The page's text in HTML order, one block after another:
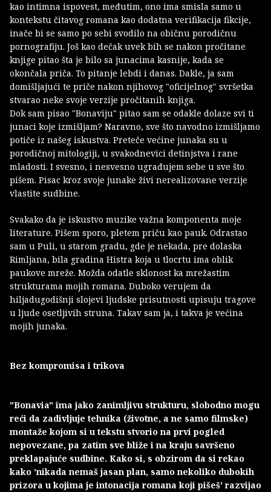
kao intimna ispovest, međutim, ono ima smisla samo u
kontekstu čitavog romana kao dodatna verifikacija fikcije,
inače bi se samo po sebi svodilo na običnu porodičnu
pornografiju. Još kao dečak uvek bih se nakon pročitane
knjige pitao šta je bilo sa junacima kasnije, kada se
okončala priča. To pitanje lebdi i danas. Dakle, ja sam
domišljajući te priče nakon njihovog "oficijelnog" svršetka
stvarao neke svoje verzije pročitanih knjiga.
Dok sam pisao "Bonaviju" pitao sam se odakle dolaze svi ti
junaci koje izmišljam? Naravno, sve što navodno izmišljamo
potiče iz našeg iskustva. Preteče većine junaka su u
porodičnoj mitologiji, u svakodnevici detinjstva i rane
mladosti. I svesno, i nesvesno ugrađujem sebe u sve što
pišem. Pisac kroz svoje junake živi nerealizovane verzije
vlastite sudbine.
Svakako da je iskustvo muzike važna komponenta moje
literature. Pišem sporo, pletem priču kao pauk. Odrastao
sam u Puli, u starom gradu, gde je nekada, pre dolaska
Rimljana, bila gradina Histra koja u tlocrtu ima oblik
paukove mreže. Možda odatle sklonost ka mrežastim
strukturama mojih romana. Duboko verujem da
hiljadugodišnji slojevi ljudske prisutnosti upisuju tragove
u ljude osetljivih struna. Takav sam ja, i takva je većina
mojih junaka.
Bez kompromisa i trikova
"Bonavia" ima jako zanimljivu strukturu, slobodno mogu
reći da zadivljuje tehnika (životne, a ne samo filmske)
montaže kojom si u tekstu stvorio na prvi pogled
nepovezane, pa zatim sve bliže i na kraju savršeno
preklapajuće sudbine. Kako si, s obzirom da si rekao
kako ’nikada nemaš jasan plan, samo nekoliko dubokih
prizora u kojima je intonacija romana koji pišeš' razvijao